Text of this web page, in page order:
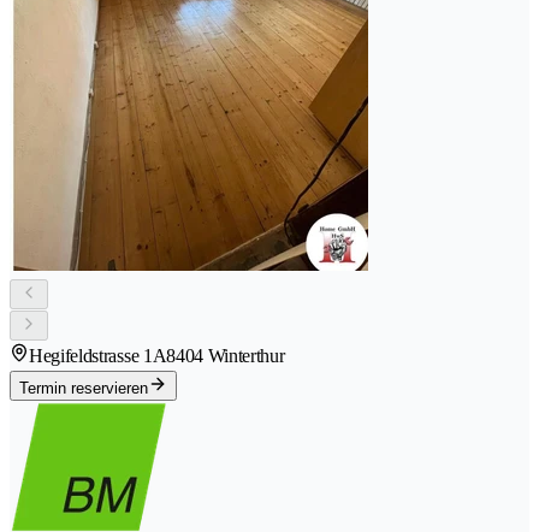
Hegifeldstrasse 1A8404 Winterthur
Termin reservieren